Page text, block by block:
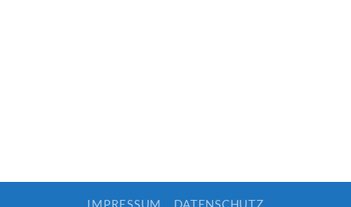
IMPRESSUM DATENSCHUTZ